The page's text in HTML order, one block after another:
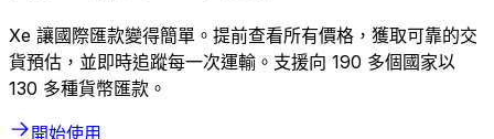
Xe 讓國際匯款變得簡單。提前查看所有價格，獲取可靠的交
貨預估，並即時追蹤每一次運輸。支援向 190 多個國家以
130 多種貨幣匯款。
開始使用